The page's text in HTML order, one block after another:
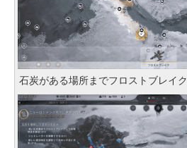
石炭がある場所までフロストブレイク